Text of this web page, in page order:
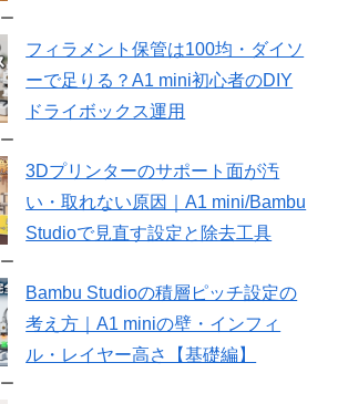
フィラメント保管は100均・ダイソ
ーで足りる？A1 mini初心者のDIY
ドライボックス運用
3Dプリンターのサポート面が汚
い・取れない原因｜A1 mini/Bambu
Studioで見直す設定と除去工具
Bambu Studioの積層ピッチ設定の
考え方｜A1 miniの壁・インフィ
ル・レイヤー高さ【基礎編】